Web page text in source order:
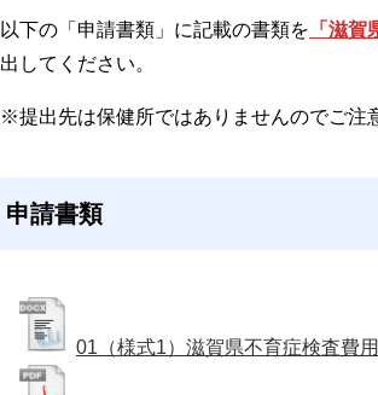
以下の「申請書類」に記載の書類を 「滋
出してください。
※提出先は保健所ではありませんのでご注
申請書類
01（様式1）滋賀県不育症検査費